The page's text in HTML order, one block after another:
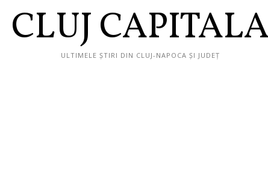
CLUJ CAPITALA
ULTIMELE ȘTIRI DIN CLUJ-NAPOCA ȘI JUDEȚ